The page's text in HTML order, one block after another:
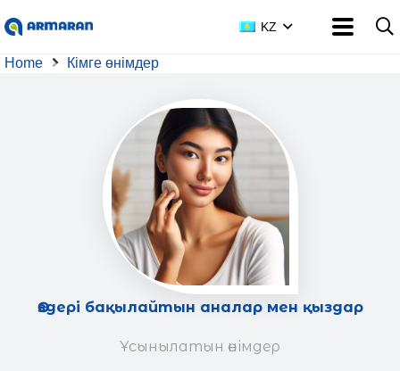
KZ
Home Кімге өнімдер
Өздері бақылайтын аналар мен қыздар
Ұсынылатын өнімдер